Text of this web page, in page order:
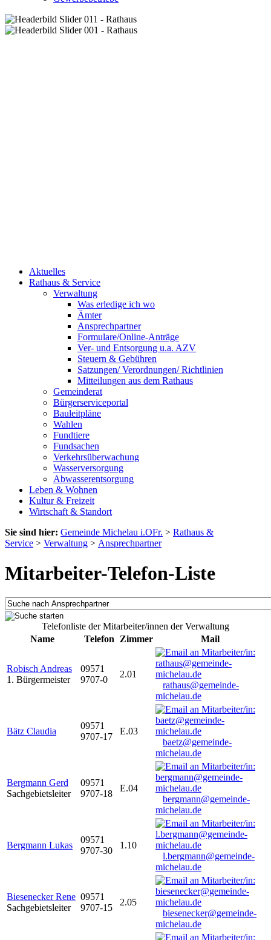
Aktuelles
Rathaus & Service
Verwaltung
Was erledige ich wo
Ämter
Ansprechpartner
Formulare/Online-Anträge
Ver- und Entsorgung u.a. AZV
Steuern & Gebühren
Satzungen/ Verordnungen/ Richtlinien
Mitteilungen aus dem Rathaus
Gemeinderat
Bürgerserviceportal
Bauleitpläne
Wahlen
Fundtiere
Fundsachen
Verkehrsüberwachung
Wasserversorgung
Abwasserentsorgung
Leben & Wohnen
Kultur & Freizeit
Wirtschaft & Standort
Sie sind hier: Gemeinde Michelau i.OFr. > Rathaus &
Service > Verwaltung > Ansprechpartner
Mitarbeiter-Telefon-Liste
Telefonliste der Mitarbeiter/innen der Verwaltung
Name
Telefon Zimmer Mail
Robisch Andreas
1. Bürgermeister
09571
9707-0
2.01
rathaus@gemeinde-
michelau.de
Bätz Claudia
09571
9707-17
E.03
baetz@gemeinde-
michelau.de
Bergmann Gerd
Sachgebietsleiter
09571
9707-18
E.04
bergmann@gemeinde-
michelau.de
Bergmann Lukas
09571
9707-30
1.10
l.bergmann@gemeinde-
michelau.de
Biesenecker Rene
Sachgebietsleiter
09571
9707-15
2.05
biesenecker@gemeinde-
michelau.de